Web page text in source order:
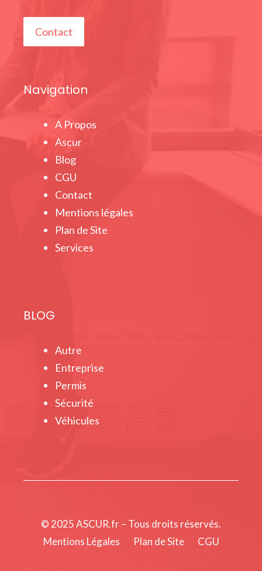
Contact
Navigation
A Propos
Ascur
Blog
CGU
Contact
Mentions légales
Plan de Site
Services
BLOG
Autre
Entreprise
Permis
Sécurité
Véhicules
© 2025 ASCUR.fr – Tous droits réservés.
Mentions Légales
Plan de Site CGU